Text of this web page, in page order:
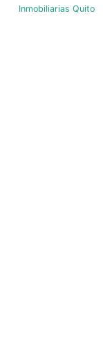
Inmobiliarias Quito